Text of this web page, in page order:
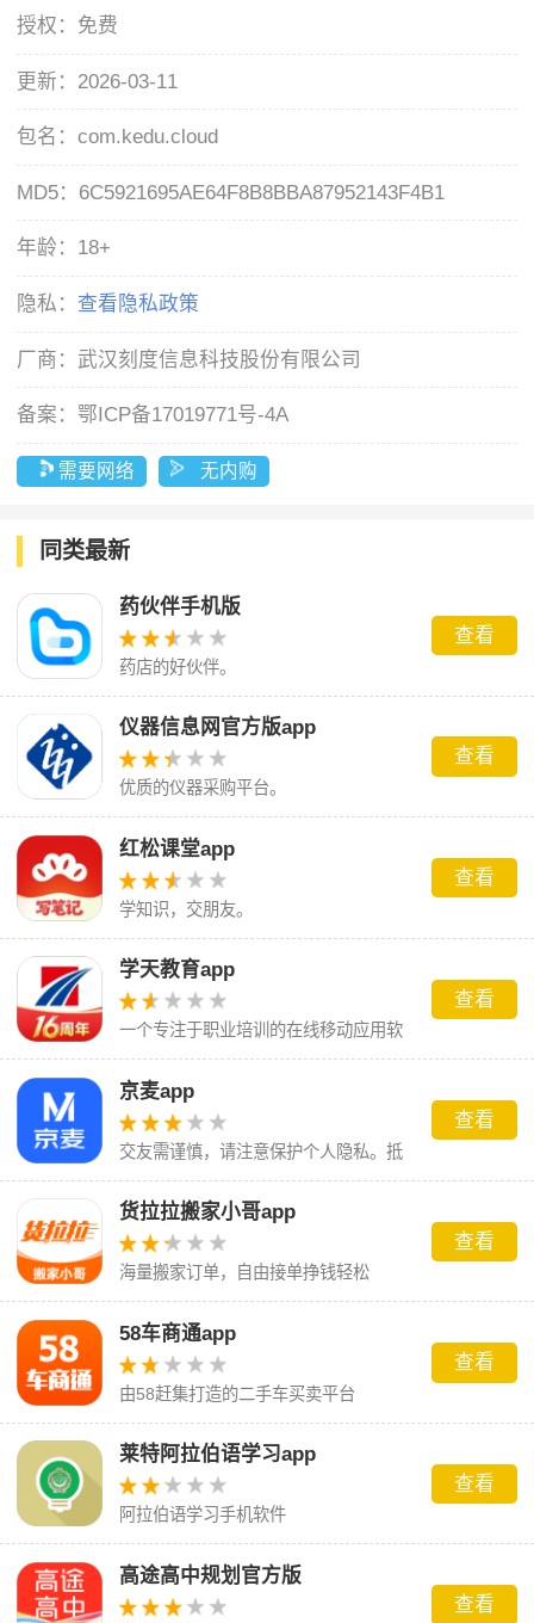
授权： 免费
更新： 2026-03-11
包名：com.kedu.cloud
MD5： 6C5921695AE64F8B8BBA87952143F4B1
年龄： 18+
隐私： 查看隐私政策
厂商： 武汉刻度信息科技股份有限公司
备案：鄂ICP备17019771号-4A
需要网络 无内购
同类最新
药伙伴手机版
药店的好伙伴。
查看
仪器信息网官方版app
优质的仪器采购平台。
查看
红松课堂app
学知识，交朋友。
查看
学天教育app
一个专注于职业培训的在线移动应用软
件
查看
京麦app
交友需谨慎，请注意保护个人隐私。抵
制粗俗语言，共创文明网络环境。
查看
货拉拉搬家小哥app
海量搬家订单，自由接单挣钱轻松
查看
58车商通app
由58赶集打造的二手车买卖平台
查看
莱特阿拉伯语学习app
阿拉伯语学习手机软件
查看
高途高中规划官方版
查看